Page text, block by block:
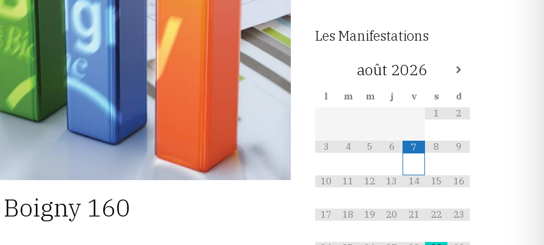
Boigny 160
Les Manifestations
août 2026
l m m j v s
d
1
2
3 4 5 6 7 8 9
10 11 12 13 14 15 16
17 18 19 20 21 22 23